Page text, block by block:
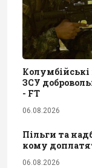
ЗСУ
- FT
06.08.2026
Пільги та
кому
06.08.2026